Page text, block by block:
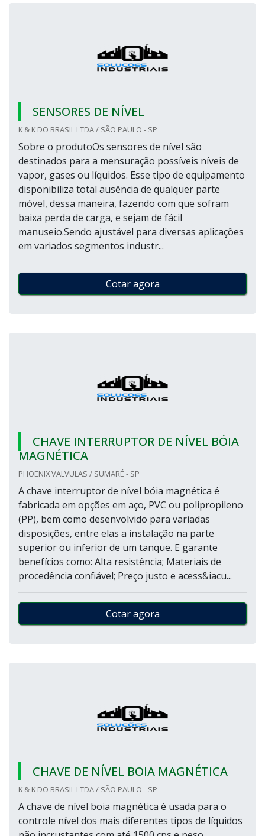
SENSORES DE NÍVEL
K & K DO BRASIL LTDA / SÃO PAULO - SP
Sobre o produtoOs sensores de nível são
destinados para a mensuração possíveis níveis de
vapor, gases ou líquidos. Esse tipo de equipamento
disponibiliza total ausência de qualquer parte
móvel, dessa maneira, fazendo com que sofram
baixa perda de carga, e sejam de fácil
manuseio.Sendo ajustável para diversas aplicações
em variados segmentos industr...
Cotar agora
CHAVE INTERRUPTOR DE NÍVEL BÓIA
MAGNÉTICA
PHOENIX VALVULAS / SUMARÉ - SP
A chave interruptor de nível bóia magnética é
fabricada em opções em aço, PVC ou polipropileno
(PP), bem como desenvolvido para variadas
disposições, entre elas a instalação na parte
superior ou inferior de um tanque. E garante
benefícios como: Alta resistência; Materiais de
procedência confiável; Preço justo e acess&iacu...
Cotar agora
CHAVE DE NÍVEL BOIA MAGNÉTICA
K & K DO BRASIL LTDA / SÃO PAULO - SP
A chave de nível boia magnética é usada para o
controle nível dos mais diferentes tipos de líquidos